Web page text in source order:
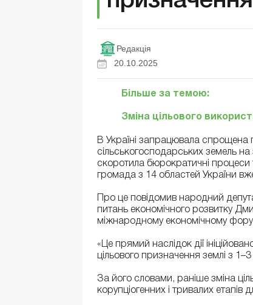
Редакція
20.10.2025
Більше за темою:
Зміна цільового
В Україні запрацювала спрощена
сільськогосподарських земель
скоротила бюрократичні процеси
громада з 14 областей України
Про це повідомив народний
питань економічного розвитку
міжнародному економічному
«Це прямий наслідок дії
цільового призначення землі з
За його словами, раніше зміна
корупціогенних і тривалих етапів